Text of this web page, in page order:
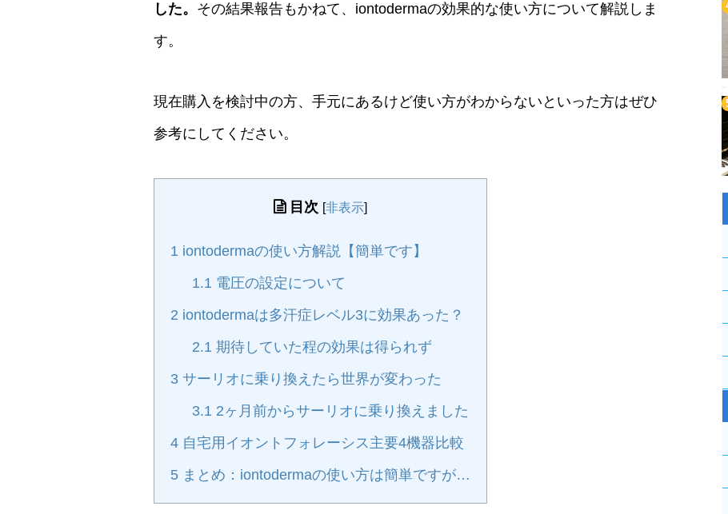
した。 その結果報告もかねて、iontodermaの効果的な使い方について解説しま
す。
現在購入を検討中の方、手元にあるけど使い方がわからないといった方はぜひ
参考にしてください。
目次 [非表示]
1 iontodermaの使い方解説【簡単です】
1.1 電圧の設定について
2 iontodermaは多汗症レベル3に効果あった？
2.1 期待していた程の効果は得られず
3 サーリオに乗り換えたら世界が変わった
3.1 2ヶ月前からサーリオに乗り換えました
4 自宅用イオントフォレーシス主要4機器比較
5 まとめ：iontodermaの使い方は簡単ですが…